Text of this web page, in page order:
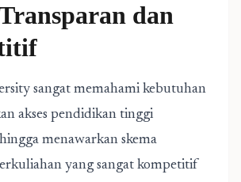
dan
sangat memahami kebutuhan
akses pendidikan tinggi
menawarkan skema
yang sangat kompetitif